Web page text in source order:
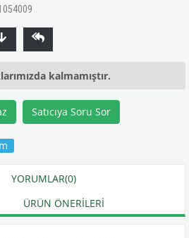
kalmamıştır.
Satıcıya Soru Sor
YORUMLAR(0)
ÜRÜN ÖNERILERI